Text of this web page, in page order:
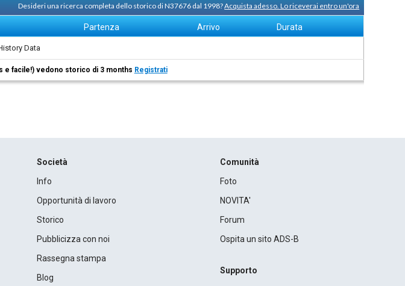
Desideri una ricerca completa dello storico di N37676 dal 1998?Acquista adesso. Lo riceverai entro un'ora
Partenza Arrivo Durata
Data
e facile!) vedono storico di 3 months Registrati
Società
Info
Opportunità di lavoro
Storico
Pubblicizza con noi
Rassegna stampa
Blog
Comunità
Foto
NOVITA'
Forum
Ospita un sito ADS-B
Supporto